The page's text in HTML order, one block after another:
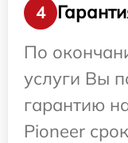
4
По
услуги Вы
гарантию
Pioneer